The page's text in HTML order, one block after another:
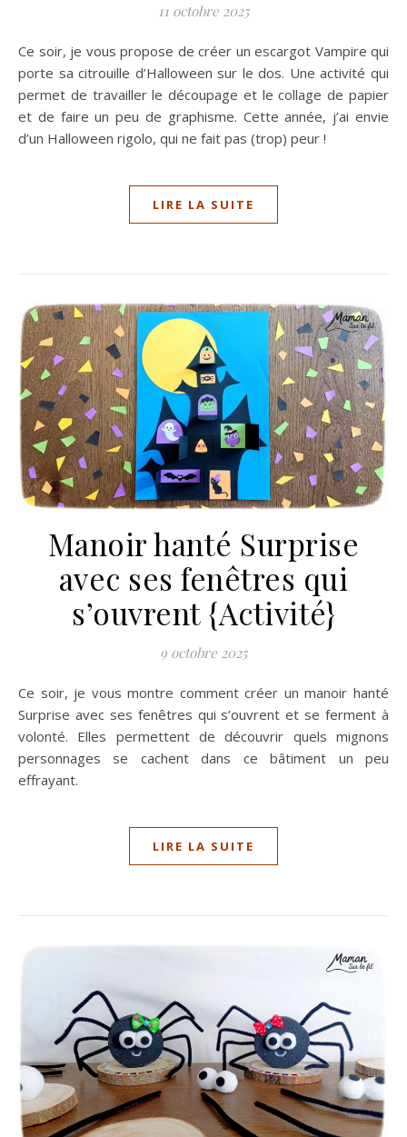
11 octobre 2025
Ce soir, je vous propose de créer un escargot Vampire qui
porte sa citrouille d’Halloween sur le dos. Une activité qui
permet de travailler le découpage et le collage de papier
et de faire un peu de graphisme. Cette année, j’ai envie
d’un Halloween rigolo, qui ne fait pas (trop) peur !
LIRE LA SUITE
Manoir hanté Surprise
avec ses fenêtres qui
s’ouvrent {Activité}
9 octobre 2025
Ce soir, je vous montre comment créer un manoir hanté
Surprise avec ses fenêtres qui s’ouvrent et se ferment à
volonté. Elles permettent de découvrir quels mignons
personnages se cachent dans ce bâtiment un peu
effrayant.
LIRE LA SUITE